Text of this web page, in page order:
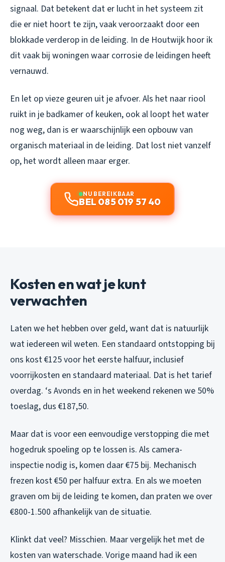
signaal. Dat betekent dat er lucht in het systeem zit
die er niet hoort te zijn, vaak veroorzaakt door een
blokkade verderop in de leiding. In de Houtwijk hoor ik
dit vaak bij woningen waar corrosie de leidingen heeft
vernauwd.
En let op vieze geuren uit je afvoer. Als het naar riool
ruikt in je badkamer of keuken, ook al loopt het water
nog weg, dan is er waarschijnlijk een opbouw van
organisch materiaal in de leiding. Dat lost niet vanzelf
op, het wordt alleen maar erger.
NU BEREIKBAAR
BEL 085 019 57 40
Kosten en wat je kunt
verwachten
Laten we het hebben over geld, want dat is natuurlijk
wat iedereen wil weten. Een standaard ontstopping bij
ons kost €125 voor het eerste halfuur, inclusief
voorrijkosten en standaard materiaal. Dat is het tarief
overdag. ‘s Avonds en in het weekend rekenen we 50%
toeslag, dus €187,50.
Maar dat is voor een eenvoudige verstopping die met
hogedruk spoeling op te lossen is. Als camera-
inspectie nodig is, komen daar €75 bij. Mechanisch
frezen kost €50 per halfuur extra. En als we moeten
graven om bij de leiding te komen, dan praten we over
€800-1.500 afhankelijk van de situatie.
Klinkt dat veel? Misschien. Maar vergelijk het met de
kosten van waterschade. Vorige maand had ik een